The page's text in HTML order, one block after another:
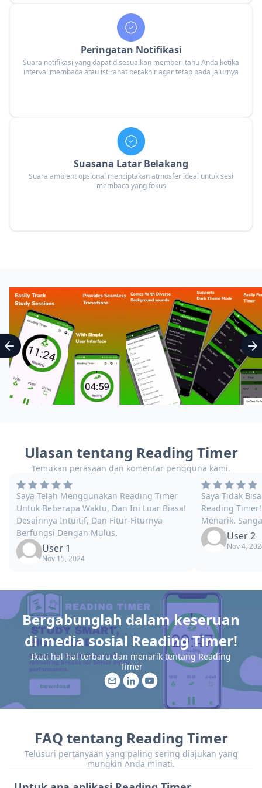
Peringatan Notifikasi
Suara notifikasi yang dapat disesuaikan memberi tahu Anda ketika
interval membaca atau istirahat berakhir agar tetap pada jalurnya
Suasana Latar Belakang
Suara ambient opsional menciptakan atmosfer ideal untuk sesi
membaca yang fokus
Ulasan tentang Reading Timer
Temukan perasaan dan komentar pengguna kami.
Saya Telah Menggunakan Reading Timer
Untuk Beberapa Waktu, Dan Ini Luar Biasa!
Desainnya Intuitif, Dan Fitur-Fiturnya
Berfungsi Dengan Mulus.
User 1
Nov 15, 2024
Saya Tidak
Reading
Menarik.
User 2
Nov 4,
Bergabunglah dalam keseruan
di media sosial Reading Timer!
Ikuti hal-hal terbaru dan menarik tentang Reading
Timer
FAQ tentang Reading Timer
Telusuri pertanyaan yang paling sering diajukan yang
mungkin Anda minati.